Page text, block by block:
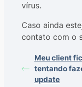
vírus.
Caso ainda
contato com o
Meu client
tentando
update